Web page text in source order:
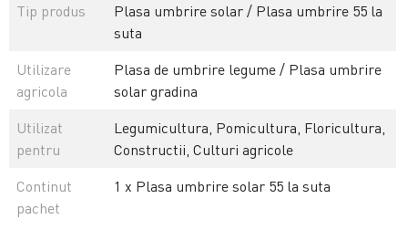
Tip produs
Plasa umbrire solar / Plasa umbrire 55 la
suta
Utilizare
agricola
Plasa de umbrire legume / Plasa umbrire
solar gradina
Utilizat
pentru
Legumicultura, Pomicultura, Floricultura,
Constructii, Culturi agricole
Continut
pachet
1 x Plasa umbrire solar 55 la suta